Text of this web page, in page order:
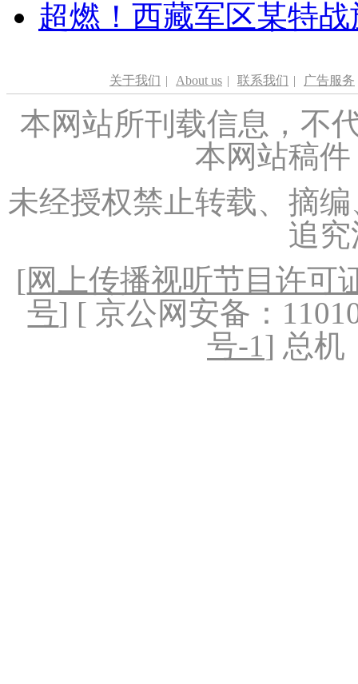
超燃！西藏军区某特
关于我们 | About us | 联系我们 | 广告服务
本网站所刊载信息，不
本网站稿
未经授权禁止转载、摘
追
[网上传播视听节目许可
号] [ 京公网安备：
号-1] 总机